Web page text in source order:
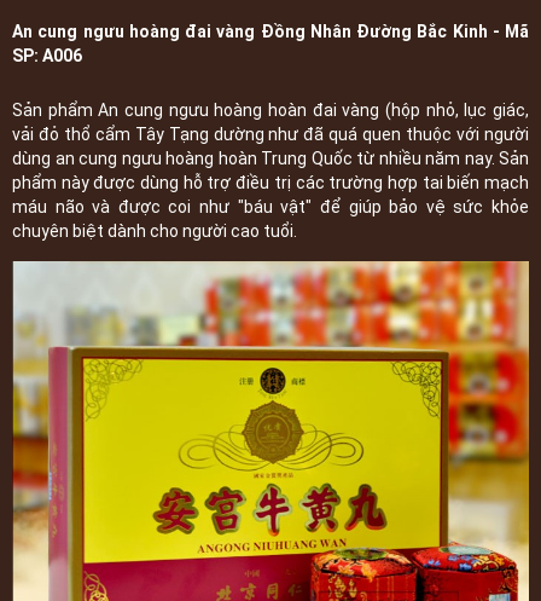
An cung ngưu hoàng đai vàng Đồng Nhân Đường Bắc Kinh - Mã
SP: A006
Sản phẩm An cung ngưu hoàng hoàn đai vàng (hộp nhỏ, lục giác,
vải đỏ thổ cẩm Tây Tạng dường như đã quá quen thuộc với người
dùng an cung ngưu hoàng hoàn Trung Quốc từ nhiều năm nay. Sản
phẩm này được dùng hỗ trợ điều trị các trường hợp tai biến mạch
máu não và được coi như "báu vật" để giúp bảo vệ sức khỏe
chuyên biệt dành cho người cao tuổi.